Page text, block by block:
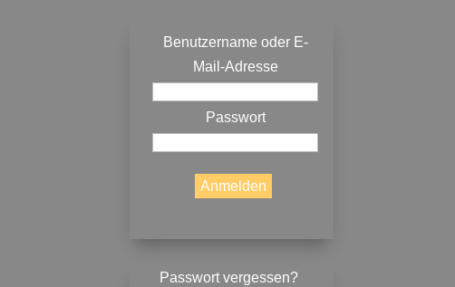
Benutzername oder E-
Mail-Adresse
Passwort
Passwort vergessen?